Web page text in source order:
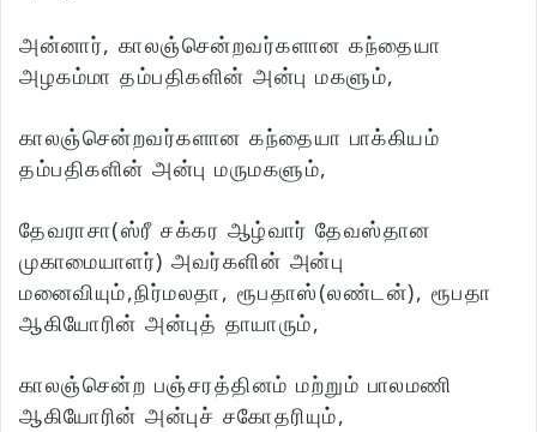
அன்னார், காலஞ்சென்றவர்களான கந்தையா
அழகம்மா தம்பதிகளின் அன்பு மகளும்,
காலஞ்சென்றவர்களான கந்தையா பாக்கியம்
தம்பதிகளின் அன்பு மருமகளும்,
தேவராசா(ஸ்ரீ சக்கர ஆழ்வார் தேவஸ்தான
முகாமையாளர்) அவர்களின் அன்பு
மனைவியும்,நிர்மலதா, ரூபதாஸ்(லண்டன்), ரூபதா
ஆகியோரின் அன்புத் தாயாரும்,
காலஞ்சென்ற பஞ்சரத்தினம் மற்றும் பாலமணி
ஆகியோரின் அன்புச் சகோதரியும்,